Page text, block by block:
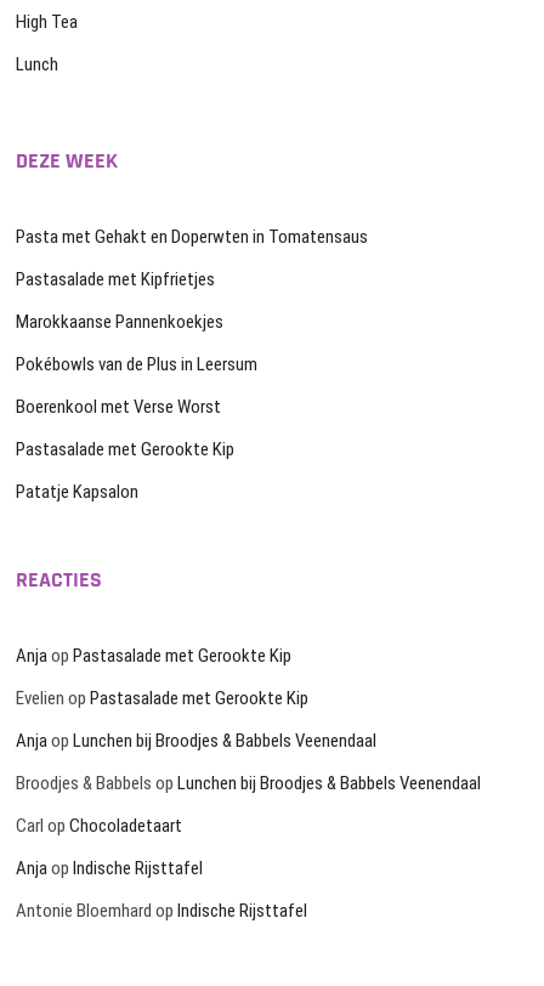
High Tea
Lunch
DEZE WEEK
Pasta met Gehakt en Doperwten in Tomatensaus
Pastasalade met Kipfrietjes
Marokkaanse Pannenkoekjes
Pokébowls van de Plus in Leersum
Boerenkool met Verse Worst
Pastasalade met Gerookte Kip
Patatje Kapsalon
REACTIES
AnjaopPastasalade met Gerookte Kip
Evelien opPastasalade met Gerookte Kip
AnjaopLunchen bij Broodjes & Babbels Veenendaal
Broodjes & Babbels opLunchen bij Broodjes & Babbels Veenendaal
Carl opChocoladetaart
AnjaopIndische Rijsttafel
Antonie Bloemhard opIndische Rijsttafel